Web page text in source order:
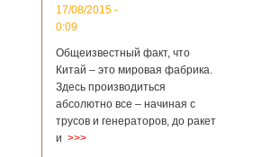
17/08/2015 -
0:09
Общеизвестный факт, что
Китай – это мировая фабрика.
Здесь производиться
абсолютно все – начиная с
трусов и генераторов, до ракет
и >>>